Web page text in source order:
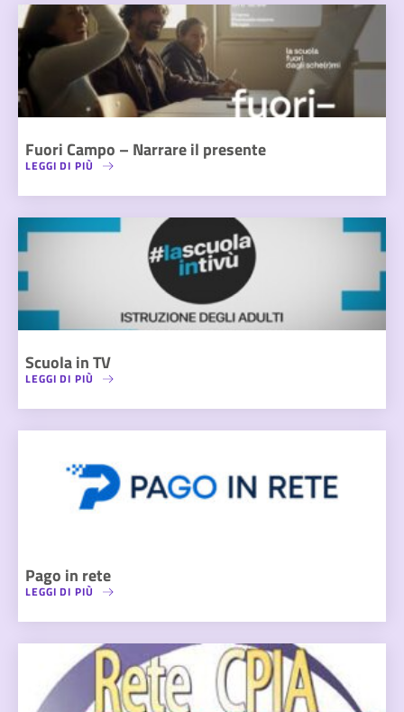
Fuori Campo – Narrare il presente
LEGGI DI PIÙ
Scuola in TV
LEGGI DI PIÙ
Pago in rete
LEGGI DI PIÙ